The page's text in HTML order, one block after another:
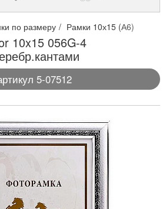
по размеру Рамки 10х15 (А6)
10x15 056G-4
5-07512